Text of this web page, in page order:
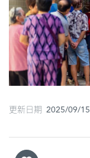
古
地
媽
閣
寺
更新日期 2025/09/15